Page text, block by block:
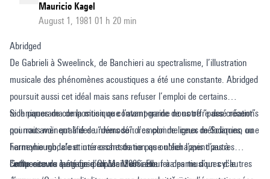
Mauricio Kagel
August 1, 1981 01 h 20 min
Abridged
De Gabrieli à Sweelinck, de Banchieri au spectralisme, l’illustration
musicale des phénomènes acoustiques a été une constante. Abridged
poursuit aussi cet idéal mais sans refuser l’emploi de certains
techniques de composition que l’avant-garde de notre “passé récent”
pourrait avoir qualifié de “démodé”: l’emploi de lignes mélodiques, une
harmonie modale et une orchestration que n'échappent pas à
l'influence du langage d’Olivier Messiaen.
Si le panorama de la musique contemporaine nous offre des créations
qui nous mènent à des univers sonores comme ceux de Sciarrino ou
Ferneyhough, c’est intéressant de ne pas oublier l’avis d’autres
compositeurs qui nous proposent un retour à des musiques d’autres
Cettte oeuvre à été finie en Mai 2006. Elle fera partie d’un cycle